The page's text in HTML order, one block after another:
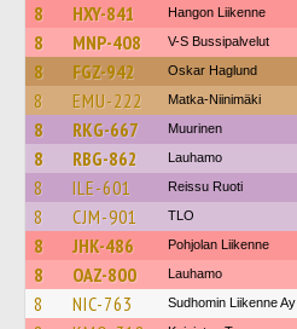
8 HXY-841 Hangon Liikenne
8 MNP-408 V-S Bussipalvelut
8 FGZ-942 Oskar Haglund
8 EMU-222 Matka-Niinimäki
8 RKG-667 Muurinen
8 RBG-862 Lauhamo
8 ILE-601 Reissu Ruoti
8 CJM-901 TLO
8 JHK-486 Pohjolan Liikenne
8 OAZ-800 Lauhamo
8 NIC-763 Sudhomin Liikenne Ay